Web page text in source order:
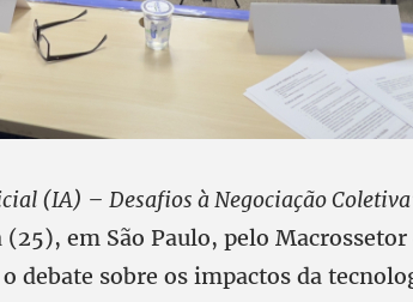
(IA) – Desafios à Negociação
em São Paulo, pelo Macrossetor
debate sobre os impactos da